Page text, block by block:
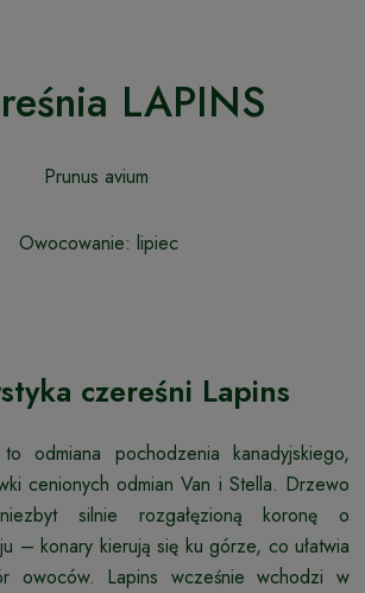
LAPINS
Prunus avium
Owocowanie: lipiec
czereśni Lapins
odmiana pochodzenia kanadyjskiego,
cenionych odmian Van i Stella. Drzewo
silnie rozgałęzioną koronę o
– konary kierują się ku górze, co ułatwia
owoców. Lapins wcześnie wchodzi w